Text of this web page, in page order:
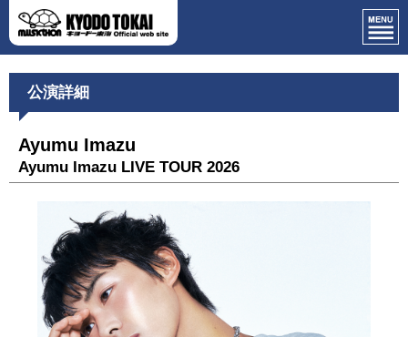
公演詳細
Ayumu Imazu
Ayumu Imazu LIVE TOUR 2026